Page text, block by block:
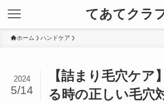
てあてクラ
ホーム ハンドケア
【詰まり毛穴ケア
る時の正しい毛穴
2024
5/14